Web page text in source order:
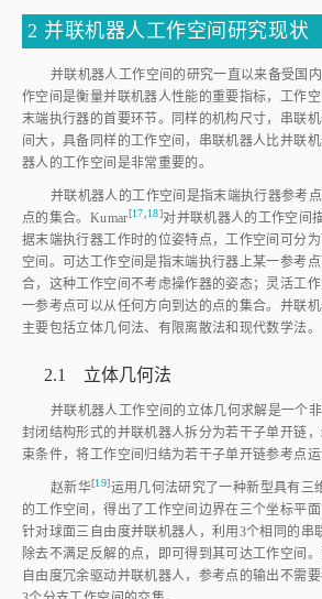
2 并联机器人工作空间研究现状
并联机器人工作空间的研究一直以来备受国
作空间是衡量并联机器人性能的重要指标，工作
末端执行器的首要环节。同样的机构尺寸，串联
间大，具备同样的工作空间，串联机器人比并联
器人的工作空间是非常重要的。
并联机器人的工作空间是指末端执行器参考
点的集合。Kumar[17 18]对并联机器人的工作空间
据末端执行器工作时的位姿特点，工作空间可分
空间。可达工作空间是指末端执行器上某一参考
合，这种工作空间不考虑操作器的姿态；灵活工
一参考点可以从任何方向到达的点的集合。并联
主要包括立体几何法、有限离散法和现代数学法。
2.1 立体几何法
并联机器人工作空间的立体几何求解是一个
封闭结构形式的并联机器人拆分为若干子单开链
束条件，将工作空间归结为若干子单开链参考点运
赵新华[19]运用几何法研究了一种新型具有三
的工作空间，得出了工作空间边界在三个坐标平
针对球面三自由度并联机器人，利用3个相同的串
除去不满足反解的点，即可得到其可达工作空间
自由度冗余驱动并联机器人，参考点的输出不需